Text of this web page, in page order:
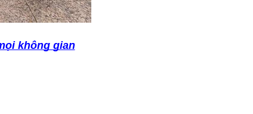
không gian